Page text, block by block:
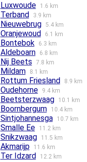
Luxwoude 1.6 km
Terband 3.9 km
Nieuwebrug 5.4 km
Oranjewoud 6.1 km
Bontebok 6.3 km
Aldeboarn 6.8 km
Nij Beets 7.8 km
Mildam 8.1 km
Rottum Friesland 8.9 km
Oudehorne 9.4 km
Beetsterzwaag 10.1 km
Boornbergum 10.4 km
Sintjohannesga 10.7 km
Smalle Ee 11.2 km
Snikzwaag 11.5 km
Akmarijp 11.6 km
Ter Idzard 12.2 km